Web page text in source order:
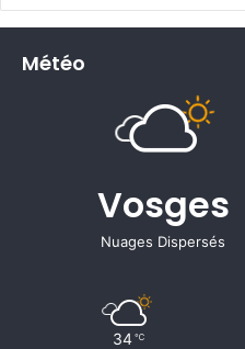
Météo
Vosges
Nuages Dispersés
34 ℃